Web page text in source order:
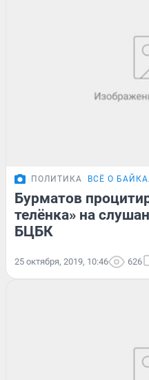
ПОЛИТИКА ВСЁ О
Бурматов
телёнка» на
БЦБК
25 октября, 2019, 10:46 626